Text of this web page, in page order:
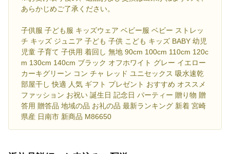
あらかじめご了承ください。
子供服 子ども服 キッズウェア ベビー服 ベビー ストレッ
チ キッズ ジュニア 子ども 子供 こども キッズ BABY 幼児
児童 子育て 子供用 着回し 無地 90cm 100cm 110cm 120c
m 130cm 140cm ブラック オフホワイト グレー イエロー
カーキグリーン コン チャ レッド ユニセックス 吸水速乾
部屋干し 快適 人気 ギフト プレゼント おすすめ オススメ
ファッション お祝い 誕生日 記念日 パーティー 贈り物 贈
答用 贈答品 地域の品 お礼の品 最新ランキング 新着 宮崎
県産 日南市 新商品 M86650